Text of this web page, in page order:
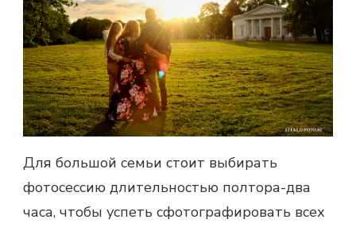
Для большой семьи стоит выбирать
фотосессию длительностью полтора-два
часа, чтобы успеть сфотографировать всех